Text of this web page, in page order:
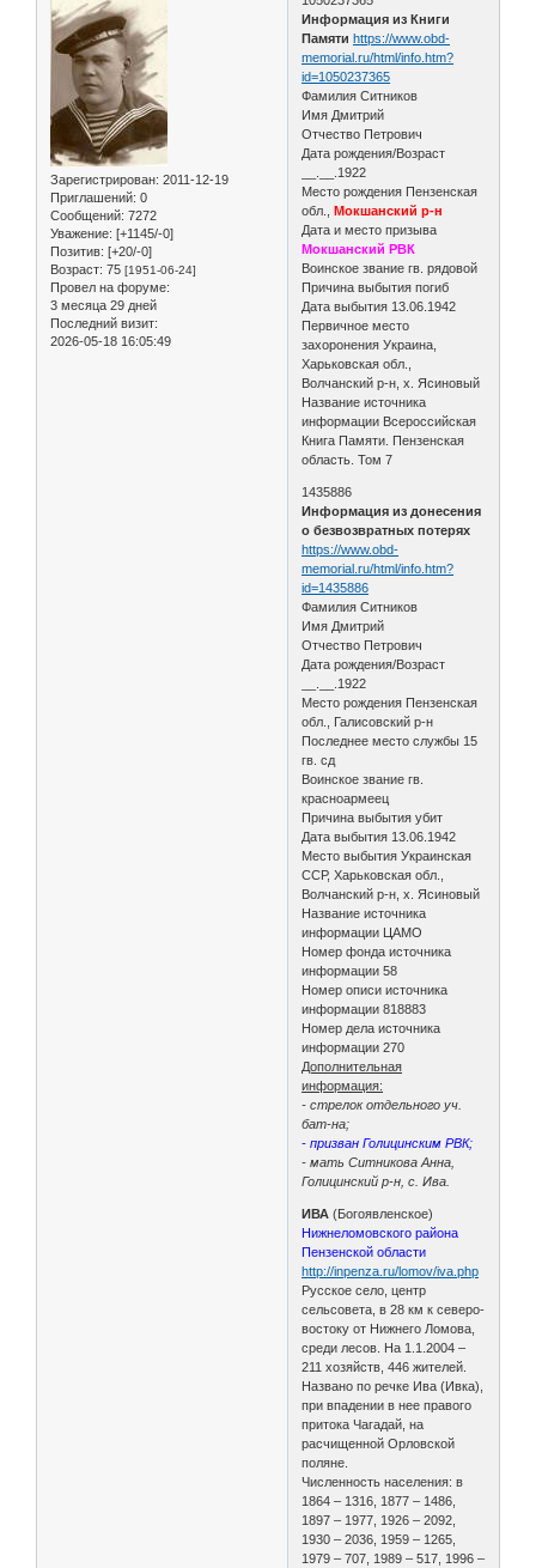
Зарегистрирован: 2011-12-19
Приглашений: 0
Сообщений: 7272
Уважение: [+1145/-0]
Позитив: [+20/-0]
Возраст: 75 [1951-06-24]
Провел на форуме:
3 месяца 29 дней
Последний визит:
2026-05-18 16:05:49
Информация из Книги
Памяти https://www.obd-
memorial.ru/html/info.htm?
id=1050237365
Фамилия Ситников
Имя Дмитрий
Отчество Петрович
Дата рождения/Возраст
__.__.1922
Место рождения Пензенская
обл.,Мокшанский р-н
Дата и место призыва
Мокшанский РВК
Воинское звание гв. рядовой
Причина выбытия погиб
Дата выбытия 13.06.1942
Первичное место
захоронения Украина,
Харьковская обл.,
Волчанский р-н, х. Ясиновый
Название источника
информации Всероссийская
Книга Памяти. Пензенская
область. Том 7
1435886
Информация из донесения
о безвозвратных потерях
https://www.obd-
memorial.ru/html/info.htm?
id=1435886
Фамилия Ситников
Имя Дмитрий
Отчество Петрович
Дата рождения/Возраст
__.__.1922
Место рождения Пензенская
обл., Галисовский р-н
Последнее место службы 15
гв. сд
Воинское звание гв.
красноармеец
Причина выбытия убит
Дата выбытия 13.06.1942
Место выбытия Украинская
ССР, Харьковская обл.,
Волчанский р-н, х. Ясиновый
Название источника
информации ЦАМО
Номер фонда источника
информации 58
Номер описи источника
информации 818883
Номер дела источника
информации 270
Дополнительная
информация:
- стрелок отдельного уч.
бат-на;
- призван Голицинским РВК;
- мать Ситникова Анна,
Голицинский р-н, с. Ива.
ИВА (Богоявленское)
Нижнеломовского района
Пензенской области
http://inpenza.ru/lomov/iva.php
Русское село, центр
сельсовета, в 28 км к северо-
востоку от Нижнего Ломова,
среди лесов. На 1.1.2004 –
211 хозяйств, 446 жителей.
Названо по речке Ива (Ивка),
при впадении в нее правого
притока Чагадай, на
расчищенной Орловской
поляне.
Численность населения: в
1864 – 1316, 1877 – 1486,
1897 – 1977, 1926 – 2092,
1930 – 2036, 1959 – 1265,
1979 – 707, 1989 – 517, 1996 –